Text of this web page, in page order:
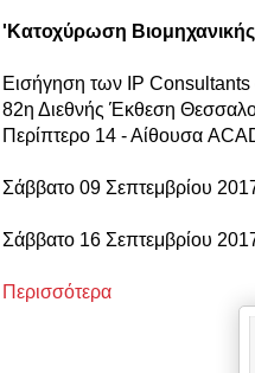
'Κατοχύρωση Βιομηχανικής
Εισήγηση των IP Consultants
82η Διεθνής Έκθεση
Περίπτερο 14 - Αίθουσα
Σάββατο 09 Σεπτεμβρίου
Σάββατο 16 Σεπτεμβρίου
Περισσότερα